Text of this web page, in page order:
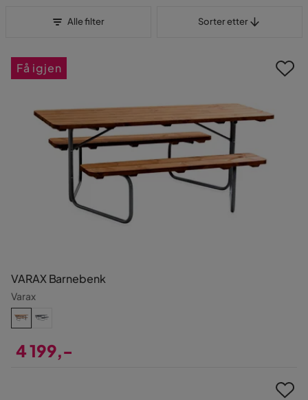
Alle filter Sorter etter
VARAX Barnebenk
Varax
4 199,-
Få igjen